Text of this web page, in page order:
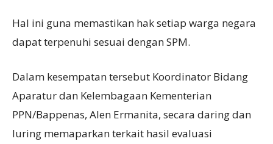
Hal ini guna memastikan hak setiap warga negara
dapat terpenuhi sesuai dengan SPM.
Dalam kesempatan tersebut Koordinator Bidang
Aparatur dan Kelembagaan Kementerian
PPN/Bappenas, Alen Ermanita, secara daring dan
luring memaparkan terkait hasil evaluasi